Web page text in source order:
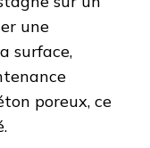
une
surface,
poreux, ce